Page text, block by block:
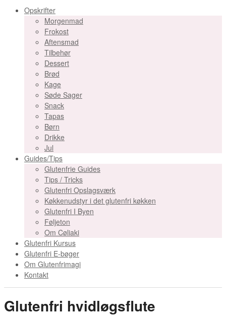
Opskrifter
Morgenmad
Frokost
Aftensmad
Tilbehør
Dessert
Brød
Kage
Søde Sager
Snack
Tapas
Børn
Drikke
Jul
Guides/Tips
Glutenfrie Guides
Tips / Tricks
Glutenfri Opslagsværk
Køkkenudstyr i det glutenfri køkken
Glutenfri I Byen
Føljeton
Om Cøliaki
Glutenfri Kursus
Glutenfri E-bøger
Om Glutenfrimagi
Kontakt
Glutenfri hvidløgsflute